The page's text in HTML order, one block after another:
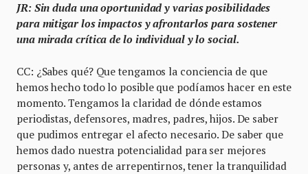
JR: Sin duda una oportunidad y varias posibilidades
para mitigar los impactos y afrontarlos para sostener
una mirada crítica de lo individual y lo social.
CC: ¿Sabes qué? Que tengamos la conciencia de que
hemos hecho todo lo posible que podíamos hacer en este
momento. Tengamos la claridad de dónde estamos
periodistas, defensores, madres, padres, hijos. De saber
que pudimos entregar el afecto necesario. De saber que
hemos dado nuestra potencialidad para ser mejores
personas y, antes de arrepentirnos, tener la tranquilidad